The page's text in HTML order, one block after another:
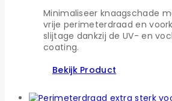
Minimaliseer knaagschade
vrije perimeterdraad en
slijtage dankzij de UV- en
coating.
Bekijk Product